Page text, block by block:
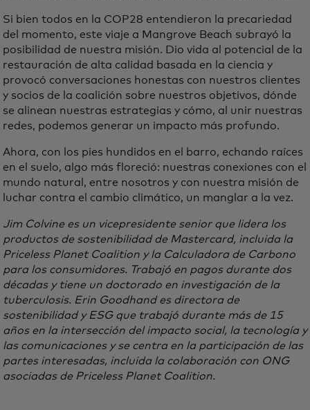
Si bien todos en la COP28 entendieron la precariedad
del momento, este viaje a Mangrove Beach subrayó la
posibilidad de nuestra misión. Dio vida al potencial de la
restauración de alta calidad basada en la ciencia y
provocó conversaciones honestas con nuestros clientes
y socios de la coalición sobre nuestros objetivos, dónde
se alinean nuestras estrategias y cómo, al unir nuestras
redes, podemos generar un impacto más profundo.
Ahora, con los pies hundidos en el barro, echando raíces
en el suelo, algo más floreció: nuestras conexiones con el
mundo natural, entre nosotros y con nuestra misión de
luchar contra el cambio climático, un manglar a la vez.
Jim Colvine es un vicepresidente senior que lidera los
productos de sostenibilidad de Mastercard, incluida la
Priceless Planet Coalition y la Calculadora de Carbono
para los consumidores. Trabajó en pagos durante dos
décadas y tiene un doctorado en investigación de la
tuberculosis. Erin Goodhand es directora de
sostenibilidad y ESG que trabajó durante más de 15
años en la intersección del impacto social, la tecnología y
las comunicaciones y se centra en la participación de las
partes interesadas, incluida la colaboración con ONG
asociadas de Priceless Planet Coalition.